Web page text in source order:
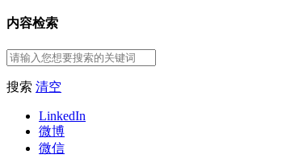
内容检索
搜索 清空
LinkedIn
微博
微信